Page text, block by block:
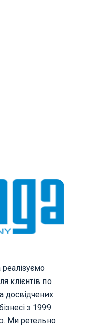
клієнтів по
досвідчених
з 1999
Ми ретельно